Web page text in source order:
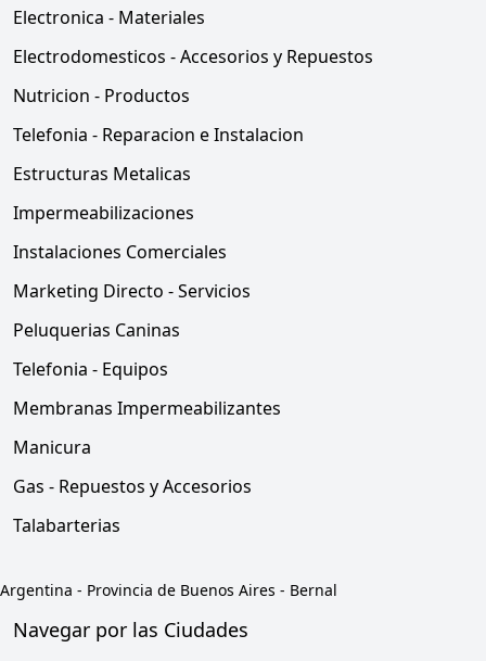
Electronica - Materiales
Electrodomesticos - Accesorios y Repuestos
Nutricion - Productos
Telefonia - Reparacion e Instalacion
Estructuras Metalicas
Impermeabilizaciones
Instalaciones Comerciales
Marketing Directo - Servicios
Peluquerias Caninas
Telefonia - Equipos
Membranas Impermeabilizantes
Manicura
Gas - Repuestos y Accesorios
Talabarterias
Argentina - Provincia de Buenos Aires - Bernal
Navegar por las Ciudades